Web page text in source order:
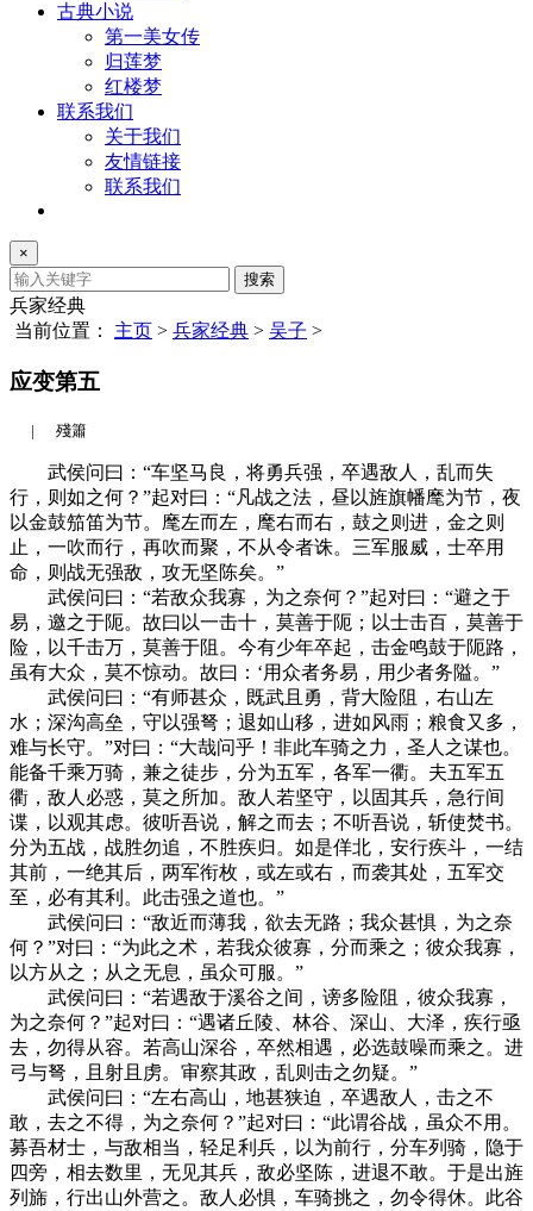
古典小说
第一美女传
归莲梦
红楼梦
联系我们
关于我们
友情链接
联系我们
×
搜索
兵家经典
当前位置： 主页 > 兵家经典 > 吴子 >
应变第五
| 殘簫
武侯问曰：“车坚马良，将勇兵强，卒遇敌人，乱而失
行，则如之何？”起对曰：“凡战之法，昼以旌旗幡麾为节，夜
以金鼓笳笛为节。麾左而左，麾右而右，鼓之则进，金之则
止，一吹而行，再吹而聚，不从令者诛。三军服威，士卒用
命，则战无强敌，攻无坚陈矣。”
武侯问曰：“若敌众我寡，为之奈何？”起对曰：“避之于
易，邀之于阨。故曰以一击十，莫善于阨；以士击百，莫善于
险，以千击万，莫善于阻。今有少年卒起，击金鸣鼓于阨路，
虽有大众，莫不惊动。故曰：‘用众者务易，用少者务隘。”
武侯问曰：“有师甚众，既武且勇，背大险阻，右山左
水；深沟高垒，守以强弩；退如山移，进如风雨；粮食又多，
难与长守。”对曰：“大哉问乎！非此车骑之力，圣人之谋也。
能备千乘万骑，兼之徒步，分为五军，各军一衢。夫五军五
衢，敌人必惑，莫之所加。敌人若坚守，以固其兵，急行间
谍，以观其虑。彼听吾说，解之而去；不听吾说，斩使焚书。
分为五战，战胜勿追，不胜疾归。如是佯北，安行疾斗，一结
其前，一绝其后，两军衔枚，或左或右，而袭其处，五军交
至，必有其利。此击强之道也。”
武侯问曰：“敌近而薄我，欲去无路；我众甚惧，为之奈
何？”对曰：“为此之术，若我众彼寡，分而乘之；彼众我寡，
以方从之；从之无息，虽众可服。”
武侯问曰：“若遇敌于溪谷之间，谤多险阻，彼众我寡，
为之奈何？”起对曰：“遇诸丘陵、林谷、深山、大泽，疾行亟
去，勿得从容。若高山深谷，卒然相遇，必选鼓噪而乘之。进
弓与弩，且射且虏。审察其政，乱则击之勿疑。”
武侯问曰：“左右高山，地甚狭迫，卒遇敌人，击之不
敢，去之不得，为之奈何？”起对曰：“此谓谷战，虽众不用。
募吾材士，与敌相当，轻足利兵，以为前行，分车列骑，隐于
四旁，相去数里，无见其兵，敌必坚陈，进退不敢。于是出旌
列旆，行出山外营之。敌人必惧，车骑挑之，勿令得休。此谷